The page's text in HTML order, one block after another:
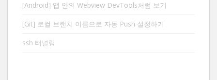
[Android] 앱 안의 Webview DevTools처럼 보기
[Git] 로컬 브랜치 이름으로 자동 Push 설정하기
ssh 터널링